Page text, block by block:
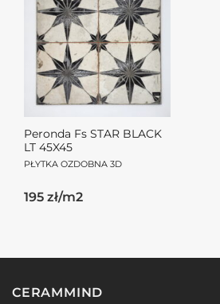
Peronda Fs STAR BLACK
LT 45X45
PŁYTKA OZDOBNA 3D
195 zł/m2
CERAMMIND